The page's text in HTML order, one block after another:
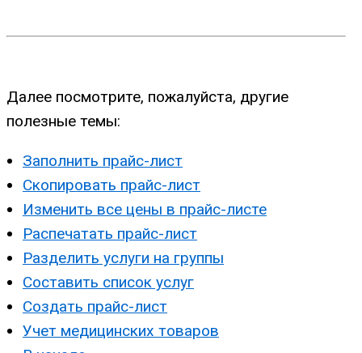
Далее посмотрите, пожалуйста, другие
полезные темы:
Заполнить прайс-лист
Скопировать прайс-лист
Изменить все цены в прайс-листе
Распечатать прайс-лист
Разделить услуги на группы
Составить список услуг
Создать прайс-лист
Учет медицинских товаров